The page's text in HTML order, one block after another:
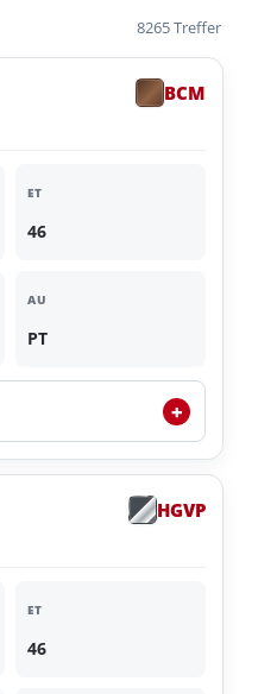
8265 Treffer
BCM
ET
46
AU
PT
+
HGVP
ET
46